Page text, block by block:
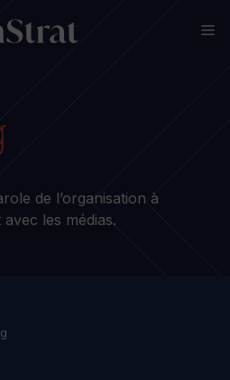
de l’organisation à
les médias.